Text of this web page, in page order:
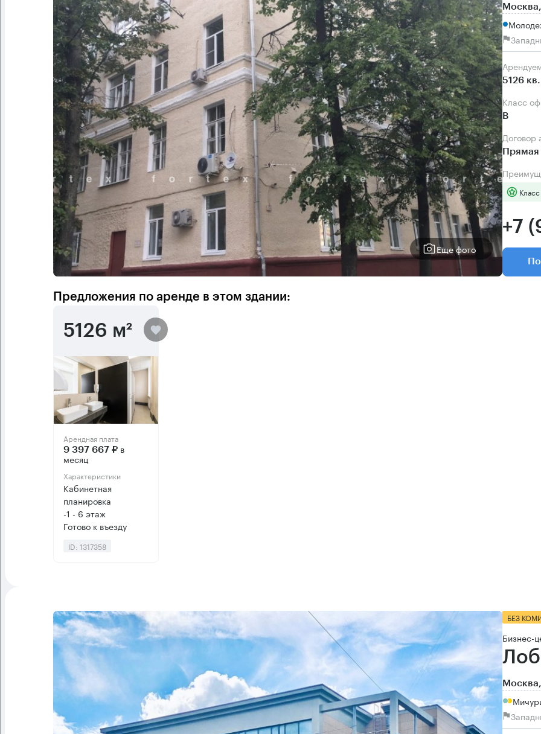
Еще фото
5126
Класс
B
Прямая
+7
Предложения по аренде в этом здании:
5126 м²
Арендная плата
9 397 667 ₽ в
месяц
Характеристики
Кабинетная
планировка
-1 - 6 этаж
Готово к въезду
ID: 1317358
БЕЗ
Бизнес-